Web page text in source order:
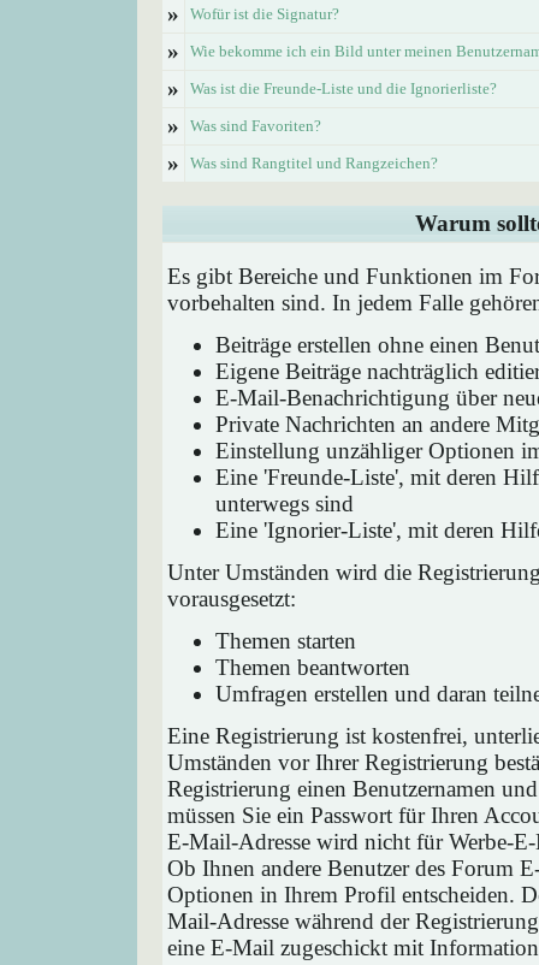
» Wofür ist die Signatur?
» Wie bekomme ich ein Bild unter meinen
» Was ist die Freunde-Liste und die Ignorierliste?
» Was sind Favoriten?
» Was sind Rangtitel und Rangzeichen?
Warum
Es gibt Bereiche und Funktionen im
vorbehalten sind. In jedem Falle
Beiträge erstellen ohne einen
Eigene Beiträge nachträglich
E-Mail-Benachrichtigung über
Private Nachrichten an andere
Einstellung unzähliger Optionen
Eine 'Freunde-Liste', mit deren
unterwegs sind
Eine 'Ignorier-Liste', mit deren
Unter Umständen wird die
vorausgesetzt:
Themen starten
Themen beantworten
Umfragen erstellen und daran
Eine Registrierung ist kostenfrei,
Umständen vor Ihrer Registrierung
Registrierung einen Benutzernamen
müssen Sie ein Passwort für Ihren
E-Mail-Adresse wird nicht für Werbe-
Ob Ihnen andere Benutzer des Forum
Optionen in Ihrem Profil entscheiden.
Mail-Adresse während der
eine E-Mail zugeschickt mit